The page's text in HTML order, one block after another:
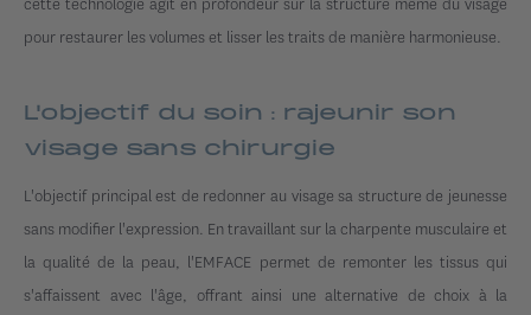
pour restaurer les volumes et lisser les traits de manière harmonieuse.
L'objectif du soin : rajeunir son
visage sans chirurgie
L'objectif principal est de redonner au visage sa structure de jeunesse
sans modifier l'expression. En travaillant sur la charpente musculaire et
la qualité de la peau, l'EMFACE permet de remonter les tissus qui
s'affaissent avec l'âge, offrant ainsi une alternative de choix à la